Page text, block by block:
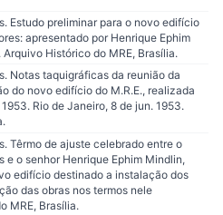
Estudo preliminar para o novo edifício
apresentado por Henrique Ephim
Histórico do MRE, Brasília.
Notas taquigráficas da reunião da
do novo edifício do M.R.E., realizada
Rio de Janeiro, 8 de jun. 1953.
Têrmo de ajuste celebrado entre o
e o senhor Henrique Ephim Mindlin,
edifício destinado a instalação dos
das obras nos termos nele
MRE, Brasília.